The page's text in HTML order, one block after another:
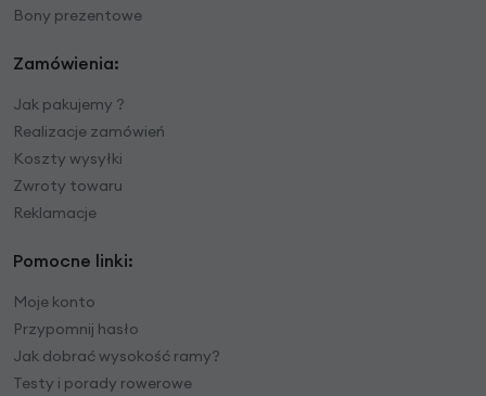
Bony prezentowe
Zamówienia:
Jak pakujemy ?
Realizacje zamówień
Koszty wysyłki
Zwroty towaru
Reklamacje
Pomocne linki:
Moje konto
Przypomnij hasło
Jak dobrać wysokość ramy?
Testy i porady rowerowe